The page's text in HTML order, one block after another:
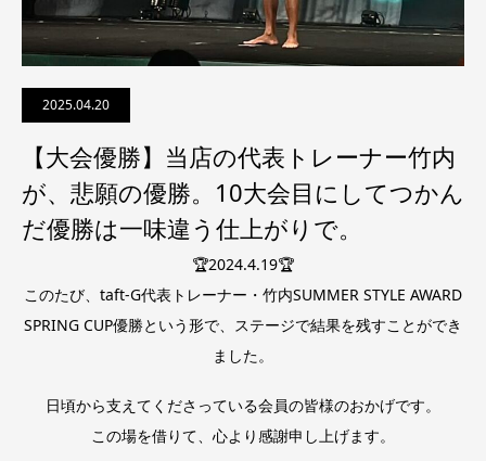
2025.04.20
【大会優勝】当店の代表トレーナー竹内
が、悲願の優勝。10大会目にしてつかん
だ優勝は一味違う仕上がりで。
🏆2024.4.19🏆
このたび、taft-G代表トレーナー・竹内SUMMER STYLE AWARD
SPRING CUP優勝という形で、ステージで結果を残すことができ
ました。
日頃から支えてくださっている会員の皆様のおかげです。
この場を借りて、心より感謝申し上げます。